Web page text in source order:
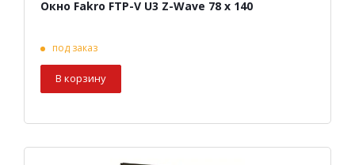
Окно Fakro FTP-V U3 Z-Wave 78 х 140
под заказ
В корзину